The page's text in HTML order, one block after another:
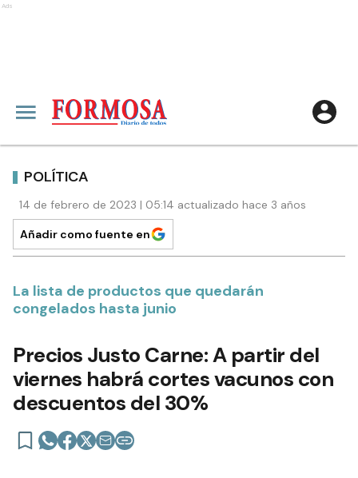
Ads
POLÍTICA
14 de febrero de 2023 | 05:14 actualizado hace 3 años
Añadir como fuente en
La lista de productos que quedarán
congelados hasta junio
Precios Justo Carne: A partir del
viernes habrá cortes vacunos con
descuentos del 30%